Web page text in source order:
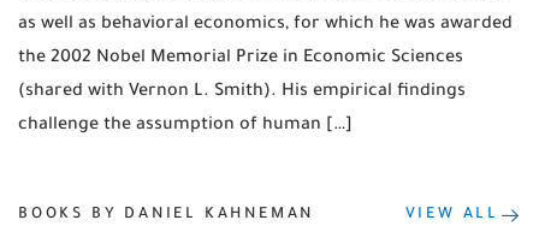
as well as behavioral economics, for which he was awarded
the 2002 Nobel Memorial Prize in Economic Sciences
(shared with Vernon L. Smith). His empirical findings
challenge the assumption of human […]
BOOKS BY DANIEL KAHNEMAN VIEW ALL